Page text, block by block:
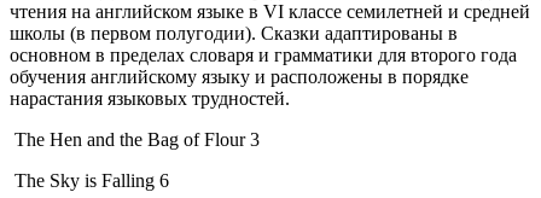
чтения на английском языке в VI классе семилетней и средней
школы (в первом полугодии). Сказки адаптированы в
основном в пределах словаря и грамматики для второго года
обучения английскому языку и расположены в порядке
нарастания языковых трудностей.
The Hen and the Bag of Flour 3
The Sky is Falling 6